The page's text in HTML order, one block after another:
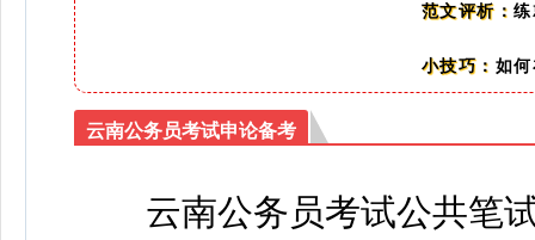
范文评析：
小技巧： 如
云南公务员考试申论备考
云南公务员考试公共笔